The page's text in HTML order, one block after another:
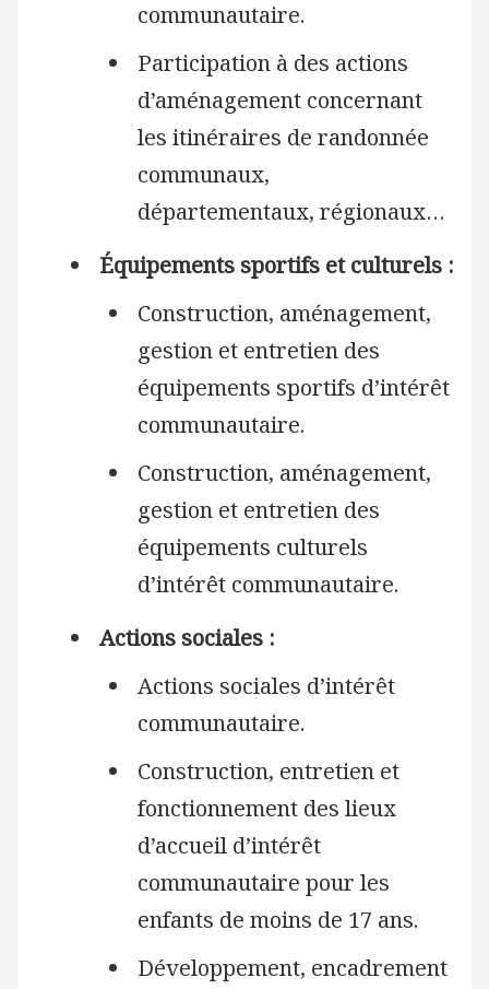
communautaire.
Participation à des actions
d’aménagement concernant
les itinéraires de randonnée
communaux,
départementaux, régionaux…
Équipements sportifs et culturels :
Construction, aménagement,
gestion et entretien des
équipements sportifs d’intérêt
communautaire.
Construction, aménagement,
gestion et entretien des
équipements culturels
d’intérêt communautaire.
Actions sociales :
Actions sociales d’intérêt
communautaire.
Construction, entretien et
fonctionnement des lieux
d’accueil d’intérêt
communautaire pour les
enfants de moins de 17 ans.
Développement, encadrement